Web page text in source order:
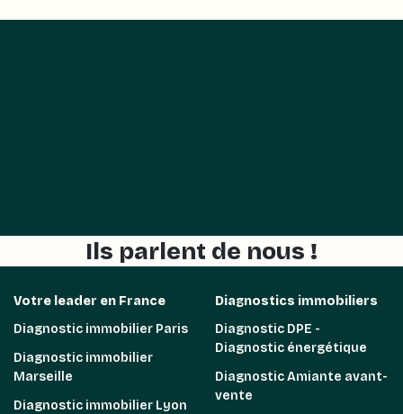
Ils parlent de nous !
Votre leader en France
Diagnostic immobilier Paris
Diagnostic immobilier
Marseille
Diagnostic immobilier Lyon
Diagnostics immobiliers
Diagnostic DPE -
Diagnostic énergétique
Diagnostic Amiante avant-
vente